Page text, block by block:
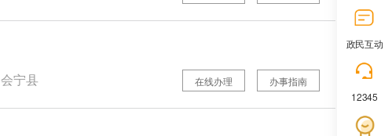
会宁县 办事指南
在线办理
政民互动
12345